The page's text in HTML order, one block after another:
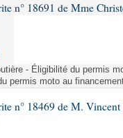
n° 18691 de Mme
- Éligibilité du permis
permis moto au
n° 18469 de M. Vincent